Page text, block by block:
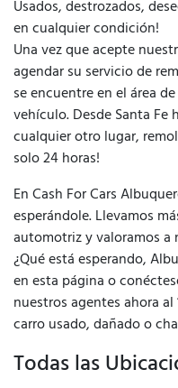
Usados, destrozados,
en cualquier condición!
Una vez que acepte
agendar su servicio de
se encuentre en el área
vehículo. Desde Santa Fe
cualquier otro lugar,
solo 24 horas!
En Cash For Cars
esperándole. Llevamos
automotriz y valoramos a
¿Qué está esperando,
en esta página o
nuestros agentes ahora
carro usado, dañado o
Todas las